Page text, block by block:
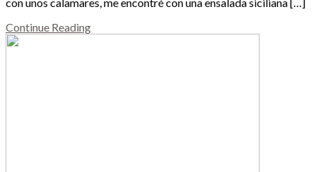
Continue Reading